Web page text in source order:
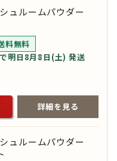
ュルームパウダー
料無料
明日8月8日(土) 発送
詳細を見る
ュルームパウダー